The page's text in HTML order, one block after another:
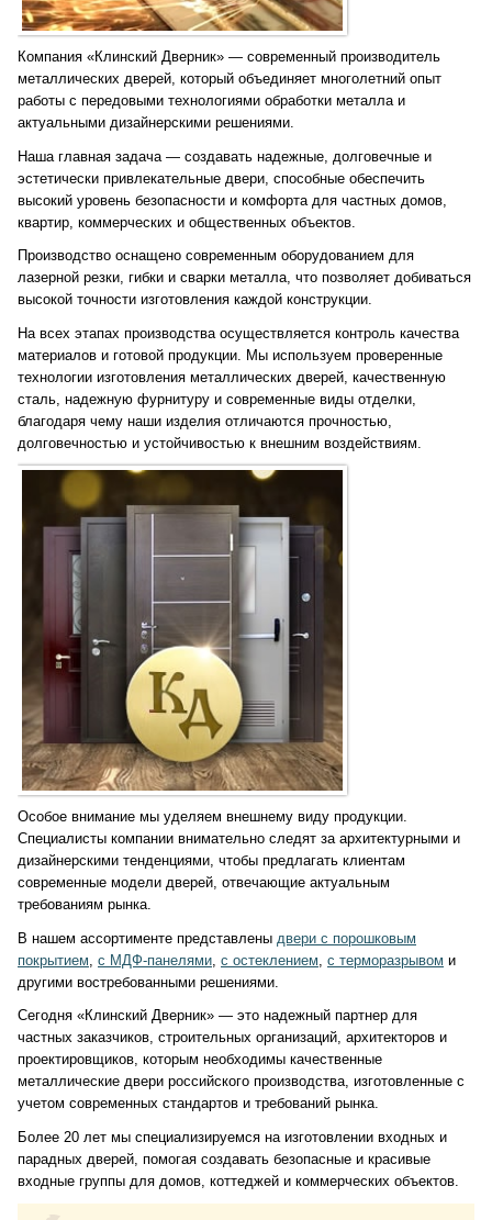
Компания «Клинский Дверник» — современный производитель
металлических дверей, который объединяет многолетний опыт
работы с передовыми технологиями обработки металла и
актуальными дизайнерскими решениями.
Наша главная задача — создавать надежные, долговечные и
эстетически привлекательные двери, способные обеспечить
высокий уровень безопасности и комфорта для частных домов,
квартир, коммерческих и общественных объектов.
Производство оснащено современным оборудованием для
лазерной резки, гибки и сварки металла, что позволяет добиваться
высокой точности изготовления каждой конструкции.
На всех этапах производства осуществляется контроль качества
материалов и готовой продукции. Мы используем проверенные
технологии изготовления металлических дверей, качественную
сталь, надежную фурнитуру и современные виды отделки,
благодаря чему наши изделия отличаются прочностью,
долговечностью и устойчивостью к внешним воздействиям.
Особое внимание мы уделяем внешнему виду продукции.
Специалисты компании внимательно следят за архитектурными и
дизайнерскими тенденциями, чтобы предлагать клиентам
современные модели дверей, отвечающие актуальным
требованиям рынка.
В нашем ассортименте представлены двери с порошковым
покрытием с МДФ-панелями с остеклением с терморазрывом и
другими востребованными решениями.
Сегодня «Клинский Дверник» — это надежный партнер для
частных заказчиков, строительных организаций, архитекторов и
проектировщиков, которым необходимы качественные
металлические двери российского производства, изготовленные с
учетом современных стандартов и требований рынка.
Более 20 лет мы специализируемся на изготовлении входных и
парадных дверей, помогая создавать безопасные и красивые
входные группы для домов, коттеджей и коммерческих объектов.